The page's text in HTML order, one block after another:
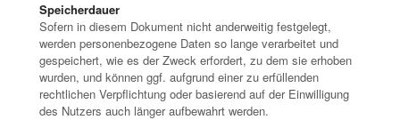
Speicherdauer
Sofern in diesem Dokument nicht anderweitig festgelegt,
werden personenbezogene Daten so lange verarbeitet und
gespeichert, wie es der Zweck erfordert, zu dem sie erhoben
wurden, und können ggf. aufgrund einer zu erfüllenden
rechtlichen Verpflichtung oder basierend auf der Einwilligung
des Nutzers auch länger aufbewahrt werden.